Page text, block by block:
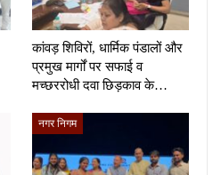
कांवड़ शिविरों, धार्मिक पंडालों और
प्रमुख मार्गों पर सफाई व
मच्छररोधी दवा छिड़काव के…
नगर निगम